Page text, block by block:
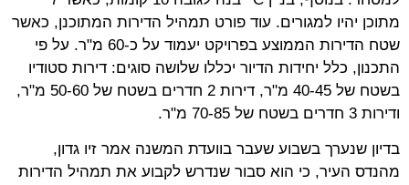
מתוכן יהיו למגורים. עוד פורט תמהיל הדירות המתוכנן, כאשר
שטח הדירות הממוצע בפרויקט יעמוד על כ-60 מ"ר. על פי
התכנון, כלל יחידות הדיור יכללו שלושה סוגים: דירות סטודיו
בשטח של 40-45 מ"ר, דירות 2 חדרים בשטח של 50-60 מ"ר,
ודירות 3 חדרים בשטח של 70-85 מ"ר.
בדיון שנערך בשבוע שעבר בוועדת המשנה אמר זיו גדון,
מהנדס העיר, כי הוא סבור שנדרש לקבוע את תמהיל הדירות